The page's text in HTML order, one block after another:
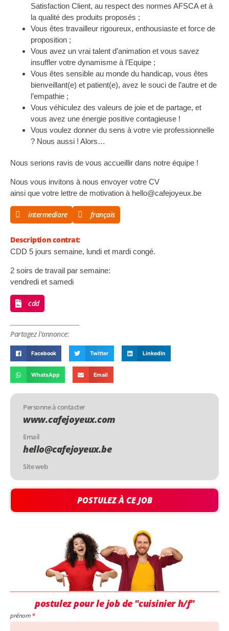
Satisfaction Client, au respect des normes AFSCA et à
la qualité des produits proposés ;
Vous êtes travailleur rigoureux, enthousiaste et force de
proposition ;
Vous avez un vrai talent d’animation et vous savez
insuffler votre dynamisme à l’Equipe ;
Vous êtes sensible au monde du handicap, vous êtes
bienveillant(e) et patient(e), avez le souci de l’autre et de
l’empathie ;
Vous véhiculez des valeurs de joie et de partage, et
vous avez une énergie positive contagieuse !
Vous voulez donner du sens à votre vie professionnelle
? Nous aussi ! Alors…
Nous serions ravis de vous accueillir dans notre équipe !
Nous vous invitons à nous envoyer votre CV
ainsi que votre lettre de motivation à hello@cafejoyeux.be
intermediare français
Description contrat:
CDD 5 jours semaine, lundi et mardi congé.
2 soirs de travail par semaine:
vendredi et samedi
cdd
Partagez l'annonce:
Facebook Twitter LinkedIn
WhatsApp Email
Personne à contacter
www.cafejoyeux.com
Email
hello@cafejoyeux.be
Site web
POSTULEZ À CE JOB
postulez pour le job de "cuisinier h/f"
prénom